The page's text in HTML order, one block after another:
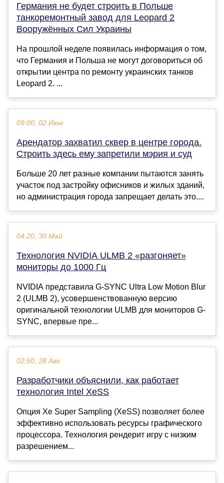
Германия не будет строить в Польше
танкоремонтный завод для Leopard 2
Вооружённых Сил Украины
На прошлой неделе появилась информация о том,
что Германия и Польша не могут договориться об
открытии центра по ремонту украинских танков
Leopard 2. ...
09:00, 02 Июн
Арендатор захватил сквер в центре города.
Строить здесь ему запретили мэрия и суд
Больше 20 лет разные компании пытаются занять
участок под застройку офисников и жилых зданий,
но администрация города запрещает делать это....
04:20, 30 Май
Технология NVIDIA ULMB 2 «разгоняет»
мониторы до 1000 Гц
NVIDIA представила G-SYNC Ultra Low Motion Blur
2 (ULMB 2), усовершенствованную версию
оригинальной технологии ULMB для мониторов G-
SYNC, впервые пре...
02:50, 28 Авг
Разработчики объяснили, как работает
технология Intel XeSS
Опция Xe Super Sampling (XeSS) позволяет более
эффективно использовать ресурсы графического
процессора. Технология рендерит игру с низким
разрешением...